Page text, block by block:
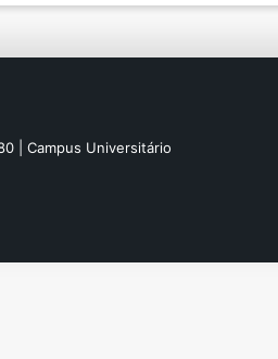
| Campus Universitário